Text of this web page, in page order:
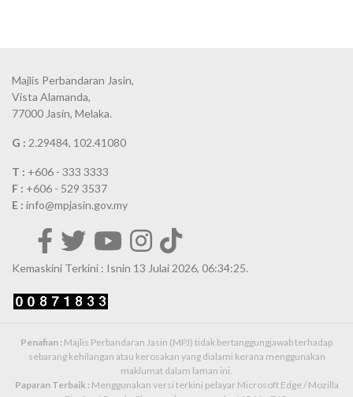
Majlis Perbandaran Jasin,
Vista Alamanda,
77000 Jasin, Melaka.
G : 2.29484, 102.41080
T : +606 - 333 3333
F : +606 - 529 3537
E : info@mpjasin.gov.my
Kemaskini Terkini : Isnin 13 Julai 2026, 06:34:25.
Penafian : Majlis Perbandaran Jasin (MPJ) tidak bertanggungjawab terhadap
sebarang kehilangan atau kerosakan yang dialami kerana menggunakan
maklumat dalam laman ini.
Paparan Terbaik : Menggunakan versi terkini pelayar Microsoft Edge / Mozilla